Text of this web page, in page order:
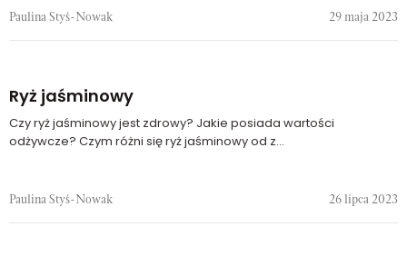
Paulina Styś-Nowak 29 maja 2023
Ryż jaśminowy
Czy ryż jaśminowy jest zdrowy? Jakie posiada wartości
odżywcze? Czym różni się ryż jaśminowy od z...
Paulina Styś-Nowak 26 lipca 2023